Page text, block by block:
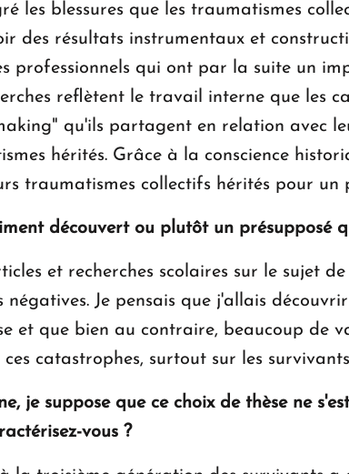
les blessures que les traumatismes
des résultats instrumentaux et
professionnels qui ont par la suite un
reflètent le travail interne que les
qu'ils partagent en relation avec
hérités. Grâce à la conscience
traumatismes collectifs hérités pour
découvert ou plutôt un présupposé
et recherches scolaires sur le sujet
négatives. Je pensais que j'allais
et que bien au contraire, beaucoup de
catastrophes, surtout sur les
je suppose que ce choix de thèse ne
vous ?